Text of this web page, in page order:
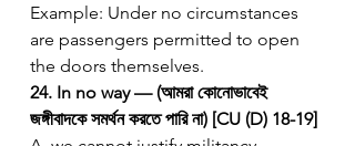
Example: Under no circumstances
are passengers permitted to open
the doors themselves.
24. In no way — (আমরা কোনোভাবেই
জঙ্গীবাদকে সমর্থন করতে পারি না) [CU (D) 18-19]